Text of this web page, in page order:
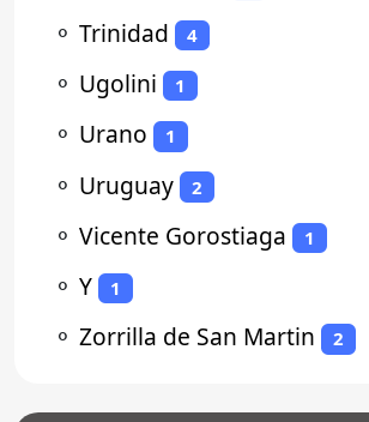
⚬ Trinidad 4
⚬ Ugolini 1
⚬ Urano 1
⚬ Uruguay 2
⚬ Vicente Gorostiaga 1
⚬ Y 1
⚬ Zorrilla de San Martin 2